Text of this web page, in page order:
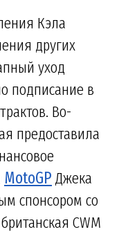
Кэла
других
уход
подписание в
Во-
предоставила
MotoGP Джека
спонсором со
CWM